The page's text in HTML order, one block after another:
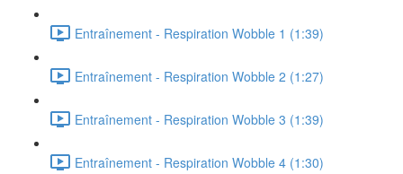
Entraînement - Respiration Wobble 1 (1:39)
Entraînement - Respiration Wobble 2 (1:27)
Entraînement - Respiration Wobble 3 (1:39)
Entraînement - Respiration Wobble 4 (1:30)